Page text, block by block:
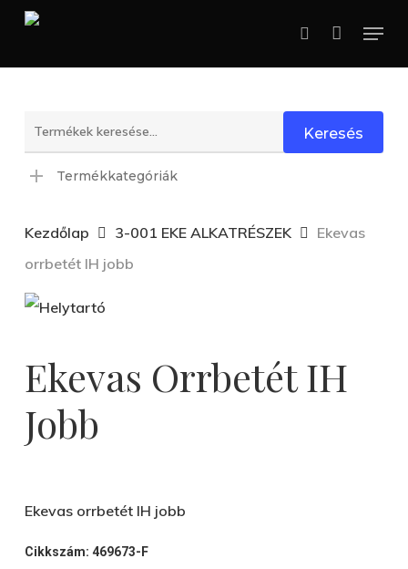
Skip
main
search
Menu
Keresés
a
következőre:
Keresés
Termékkategóriák
Kezdőlap 3-001 EKE ALKATRÉSZEK
Ekevas
orrbetét IH jobb
Ekevas Orrbetét IH
Jobb
Ekevas orrbetét IH jobb
Cikkszám: 469673-F